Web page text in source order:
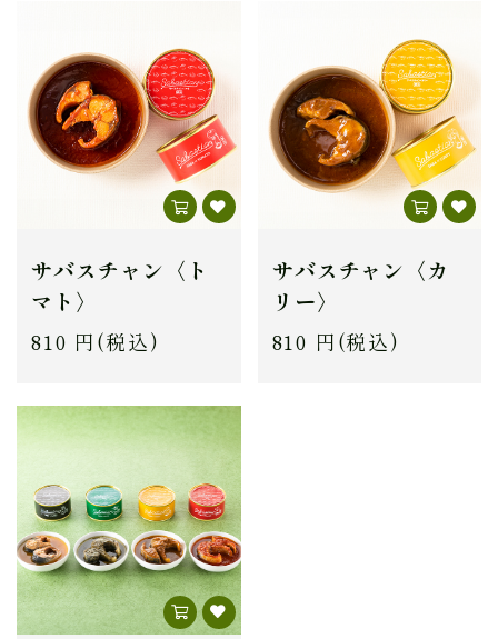
サバスチャン〈ト
マト〉
810 円(税込)
サバスチャン〈カ
リー〉
810 円(税込)